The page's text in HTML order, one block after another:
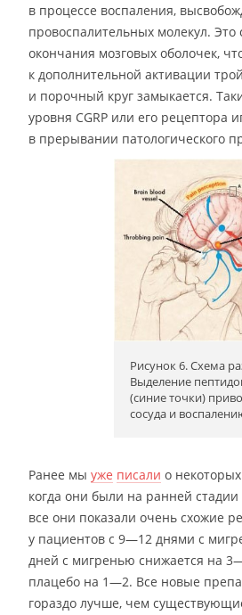
в процессе воспаления,
провоспалительных молекул. Это
окончания мозговых оболочек,
к дополнительной активации
и порочный круг замыкается.
уровня CGRP или его рецептора
в прерывании патологического
Рисунок 6. Схема
Выделение
(синие точки)
сосуда и
Ранее мы уже писали о
когда они были на ранней
все они показали очень схожие
у пациентов с 9—12 днями с
дней с мигренью снижается на
плацебо на 1—2. Все новые
гораздо лучше, чем